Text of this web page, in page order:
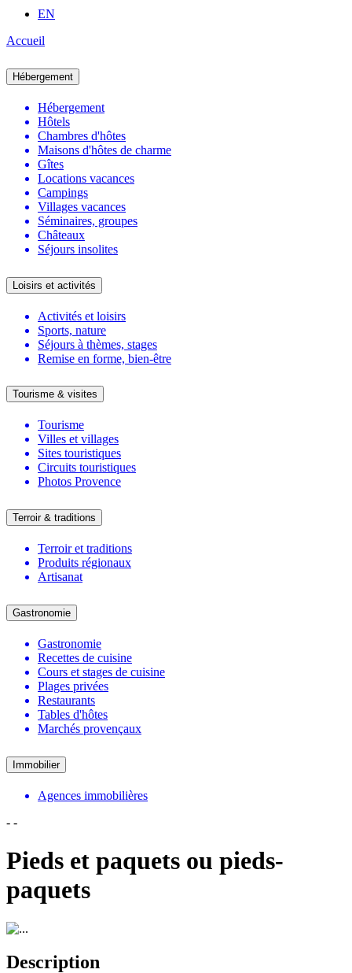
EN
Accueil
Hébergement
Hébergement
Hôtels
Chambres d'hôtes
Maisons d'hôtes de charme
Gîtes
Locations vacances
Campings
Villages vacances
Séminaires, groupes
Châteaux
Séjours insolites
Loisirs et activités
Activités et loisirs
Sports, nature
Séjours à thèmes, stages
Remise en forme, bien-être
Tourisme & visites
Tourisme
Villes et villages
Sites touristiques
Circuits touristiques
Photos Provence
Terroir & traditions
Terroir et traditions
Produits régionaux
Artisanat
Gastronomie
Gastronomie
Recettes de cuisine
Cours et stages de cuisine
Plages privées
Restaurants
Tables d'hôtes
Marchés provençaux
Immobilier
Agences immobilières
- -
Pieds et paquets ou pieds-
paquets
Description